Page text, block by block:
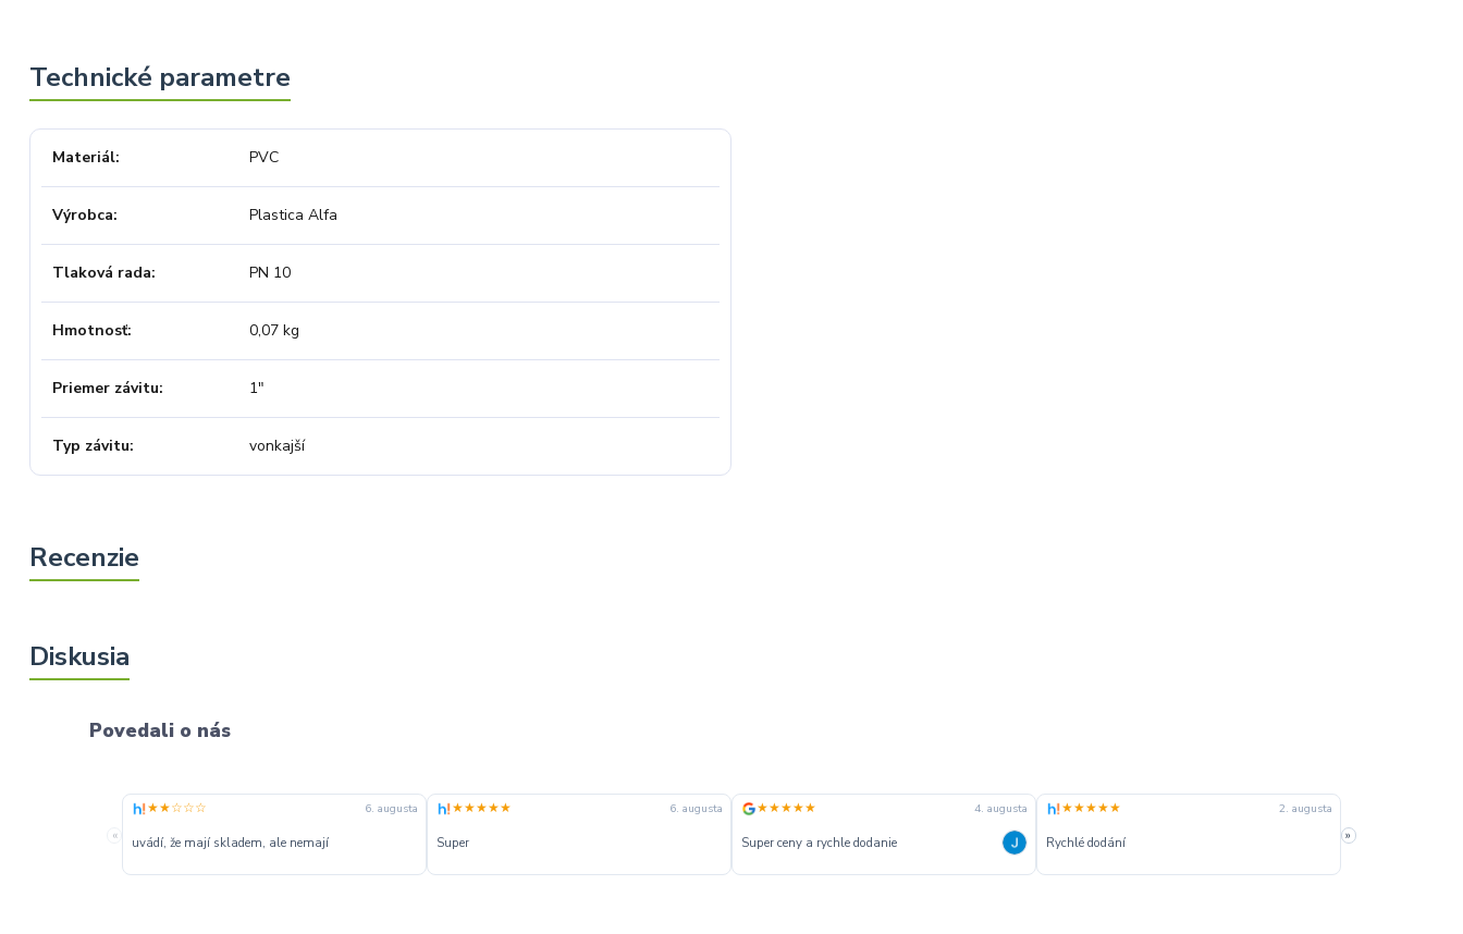
Materiál PVC
Výrobca Plastica Alfa
Tlaková rada PN 10
Hmotnosť 0,07 kg
Priemer závitu 1"
Typ závitu vonkajší
Povedali o nás
«
★★☆☆☆ 6. augusta
uvádí, že mají skladem, ale nemají
★★★★★ 6. augusta
Super
★★★★★ 4. augusta
Super ceny a rychle dodanie
★★★★★ 2. augusta
Rychlé dodání
Rychle
»